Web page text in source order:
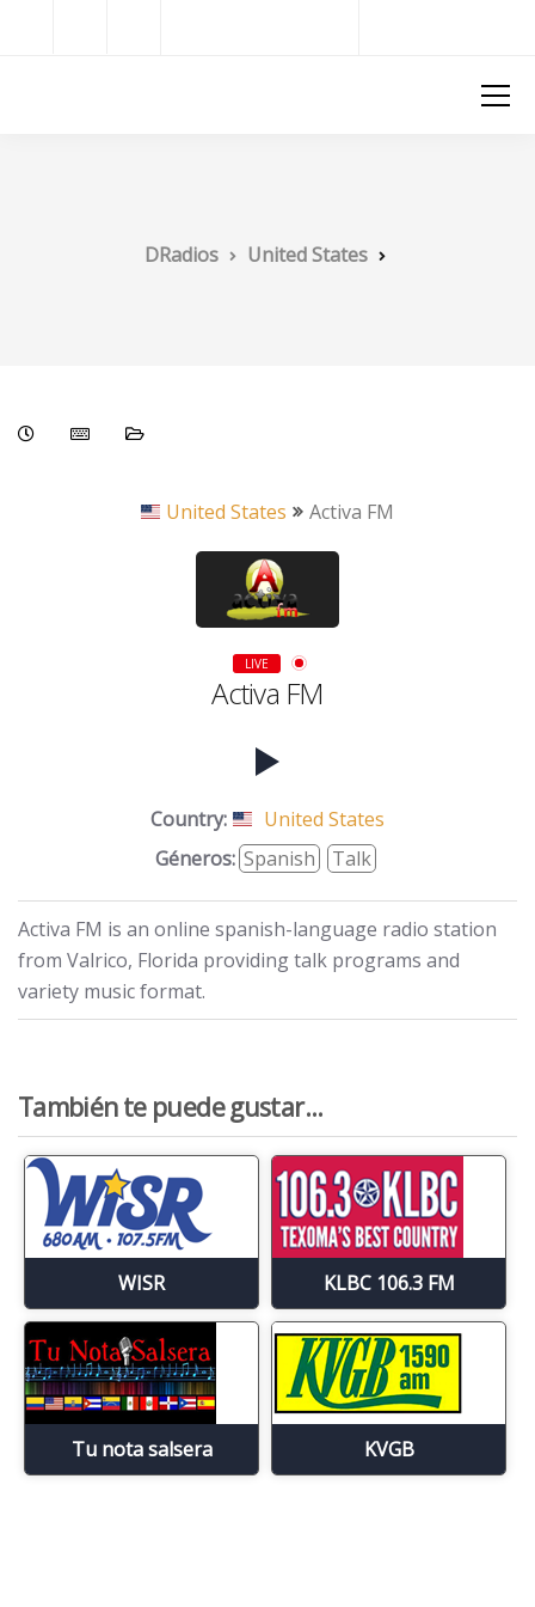
DRadios United States
United States Activa FM
LIVE
Activa FM
Country:
United States
Géneros: Spanish Talk
Activa FM is an online spanish-language radio station
from Valrico, Florida providing talk programs and
variety music format.
También te puede gustar...
WISR KLBC 106.3 FM
Tu nota salsera KVGB